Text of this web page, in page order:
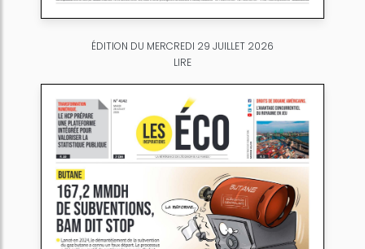
ÉDITION DU MERCREDI 29 JUILLET 2026
LIRE